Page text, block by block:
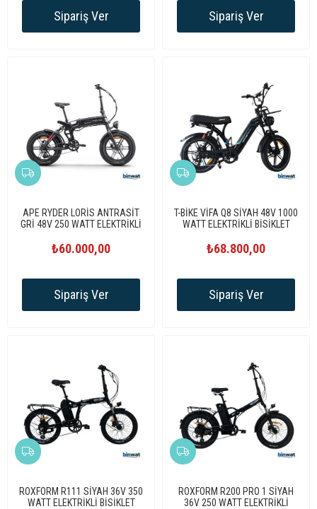
Sipariş Ver Sipariş Ver
APE RYDER LORİS ANTRASİT
GRİ 48V 250 WATT ELEKTRİKLİ
₺60.000,00
Sipariş Ver
T-BİKE VİFA Q8 SİYAH 48V 1000
WATT ELEKTRİKLİ BİSİKLET
₺68.800,00
Sipariş Ver
ROXFORM R111 SİYAH 36V 350
WATT ELEKTRİKLİ BİSİKLET
ROXFORM R200 PRO 1 SİYAH
36V 250 WATT ELEKTRİKLİ